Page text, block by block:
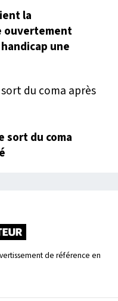
la
ouvertement
une
sort du coma
de référence en